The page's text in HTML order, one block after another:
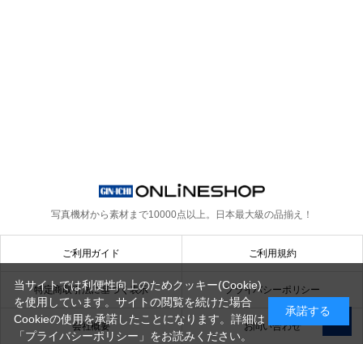
写真機材から素材まで10000点以上。 日本最大級の品揃え！
ご利用ガイド ご利用規約
特定商取引法に基づく表示 プライバシーポリシー
会社概要 お問い合わせ
当サイトでは利便性向上のためクッキー(Cookie)
を使用しています。サイトの閲覧を続けた場合
Cookieの使用を承諾したことになります。詳細は
「プライバシーポリシー」 をお読みください。
承諾する